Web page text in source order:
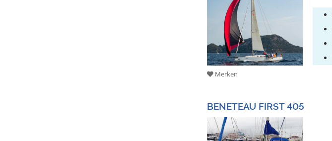
Merken
BENETEAU FIRST 405